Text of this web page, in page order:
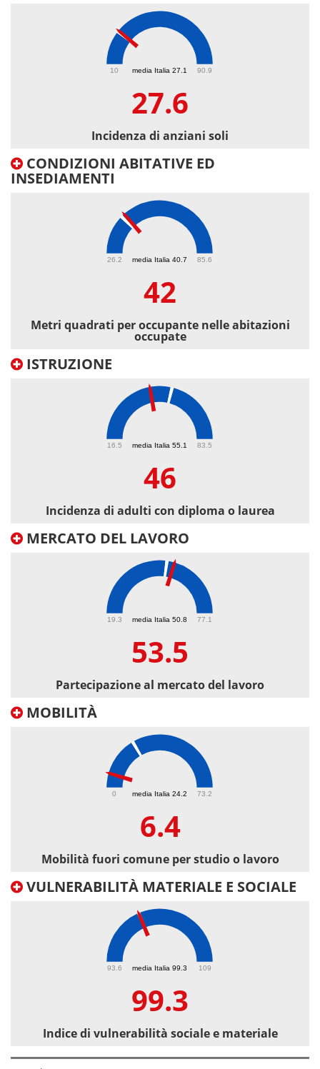
media Italia 27.1
10 90.9
27.6
Incidenza di anziani soli
CONDIZIONI ABITATIVE ED
INSEDIAMENTI
media Italia 40.7
26.2 85.6
42
Metri quadrati per occupante nelle abitazioni
occupate
ISTRUZIONE
media Italia 55.1
16.5 83.5
46
Incidenza di adulti con diploma o laurea
MERCATO DEL LAVORO
media Italia 50.8
19.3 77.1
53.5
Partecipazione al mercato del lavoro
MOBILITÀ
media Italia 24.2
0 73.2
6.4
Mobilità fuori comune per studio o lavoro
VULNERABILITÀ MATERIALE E SOCIALE
media Italia 99.3
93.6 109
99.3
Indice di vulnerabilità sociale e materiale